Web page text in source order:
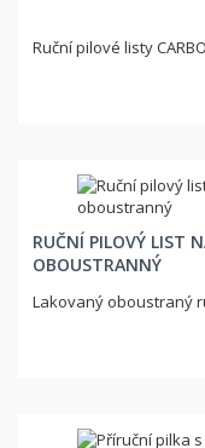
Ruční pilové listy
RUČNÍ PILOVÝ LIST
OBOUSTRANNÝ
Lakovaný oboustraný